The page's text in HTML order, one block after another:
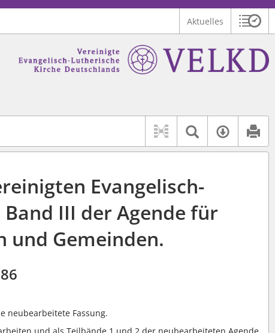
Aktuelles
findet auch: "Pfarrerinitiative" oder "Pfarrerausschuss".
Logo Vereinigte Ev.-Luth. Kirche Deutschlands
Textsuche
Evangelisch-
III der Agende für
und Gemeinden.
neubearbeitete Fassung.